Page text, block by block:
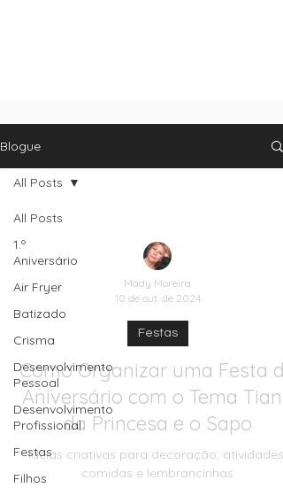
Blogue
All Posts
1.º
Aniversário
Air Fryer
Batizado
Crisma
Desenvolvimento
Pessoal
Desenvolvimento
Profissional
Festas
Filhos
All Posts
Mady Moreira
10 de out. de 2024
Festas
Como Organizar uma Festa de
Aniversário com o Tema Tiana
da Princesa e o Sapo
Ideias criativas para decoração, atividades,
comidas e lembrancinhas